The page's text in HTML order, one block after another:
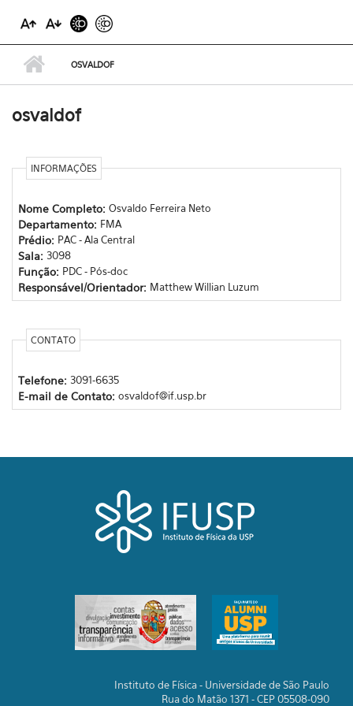
OSVALDOF
osvaldof
INFORMAÇÕES
Nome Completo: Osvaldo Ferreira Neto
Departamento: FMA
Prédio: PAC - Ala Central
Sala: 3098
Função: PDC - Pós-doc
Responsável/Orientador: Matthew Willian Luzum
CONTATO
Telefone: 3091-6635
E-mail de Contato: osvaldof@if.usp.br
Instituto de Física - Universidade de São Paulo
Rua do Matão 1371 - CEP 05508-090